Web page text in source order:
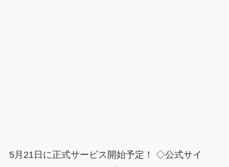
5月21日に正式サービス開始予定！ ◇公式サイ